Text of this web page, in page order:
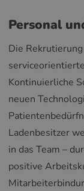
Personal
Die
Kontinuierliche
neuen
Ladenbesitzer
in das Team –
positive